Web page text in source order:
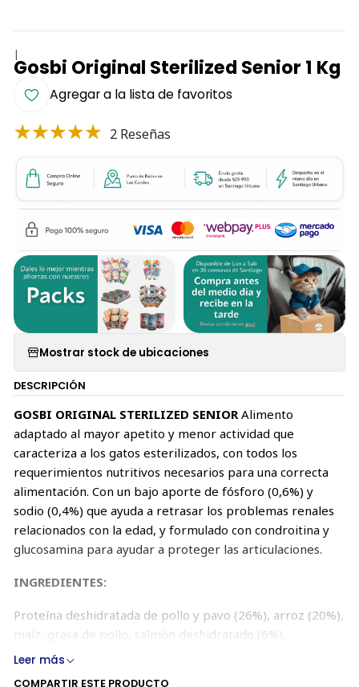
|
Gosbi Original Sterilized Senior 1 Kg
Agregar a la lista de favoritos
2 Reseñas
Mostrar stock de ubicaciones
DESCRIPCIÓN
GOSBI ORIGINAL STERILIZED SENIOR Alimento
adaptado al mayor apetito y menor actividad que
caracteriza a los gatos esterilizados, con todos los
requerimientos nutritivos necesarios para una correcta
alimentación. Con un bajo aporte de fósforo (0,6%) y
sodio (0,4%) que ayuda a retrasar los problemas renales
relacionados con la edad, y formulado con condroitina y
glucosamina para ayudar a proteger las articulaciones.
INGREDIENTES:
Proteína deshidratada de pollo y pavo (26%), arroz (20%),
maíz, grasa de pollo, salmón deshidratado (6%),
guisantes, aceite de salmón, levadura de cerveza,
Leer más
COMPARTIR ESTE PRODUCTO